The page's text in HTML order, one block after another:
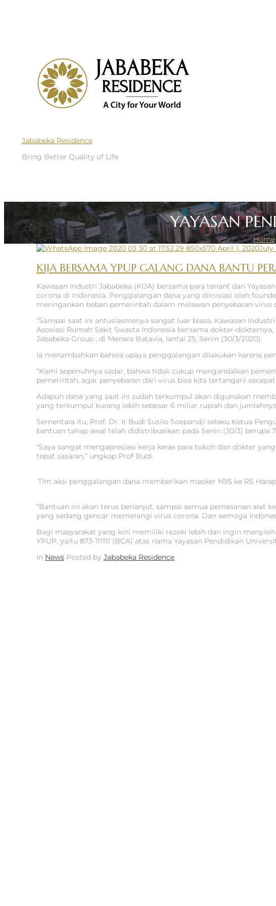
Jababeka Residence
Bring Better Quality of Life
YAYASAN
Home
April 1, 2020July
KIJA BERSAMA YPUP GALANG DANA BANTU
Kawasan Industri Jababeka (KIJA) bersama para tenant dan
corona di Indonesia. Penggalangan dana yang diinisiasi oleh
meringankan beban pemerintah dalam melawan penyebaran
“Sampai saat ini antusiasmenya sangat luar biasa, Kawasan
Asosiasi Rumah Sakit Swasta Indonesia bersama dokter-
Jababeka Group , di Menara Batavia, lantai 25, Senin (30/3/2020)
Ia menambahkan bahwa upaya penggalangan dilakukan karena
“Kami sepenuhnya sadar, bahwa tidak cukup mengandalkan
pemerintah, agar penyebaran dari virus bisa kita tertangani
Adapun dana yang saat ini sudah terkumpul akan digunakan
yang terkumpul kurang lebih sebesar 6 miliar rupiah dan
Sementara itu, Prof. Dr. Ir Budi Susilo Soepandji selaku Ketua
bantuan tahap awal telah didistribusikan pada Senin (30/3) berupa
“Saya sangat mengapresiasi kerja keras para tokoh dan dokter
tepat sasaran,” ungkap Prof Budi.
Tim aksi penggalangan dana memberikan masker N95 ke RS
“Bantuan ini akan terus berlanjut, sampai semua pemesanan alat
yang sedang gencar memerangi virus corona. Dan semoga
Bagi masyarakat yang kini memiliki rezeki lebih dan ingin
YPUP, yaitu 873-111111 (BCA) atas nama Yayasan Pendidikan
in News Posted by Jababeka Residence